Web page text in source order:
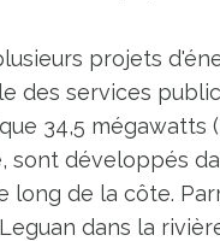
projets
des services
34,5 mégawatts
sont développés
long de la côte.
dans la